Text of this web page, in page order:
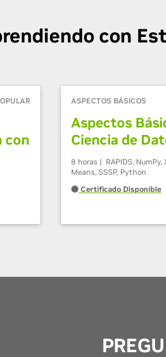
con
con
ASPECTOS BÁSICOS
Aspectos
Ciencia de
8 horas | RAPIDS, NumPy,
Means, SSSP, Python
Certificado Disponible